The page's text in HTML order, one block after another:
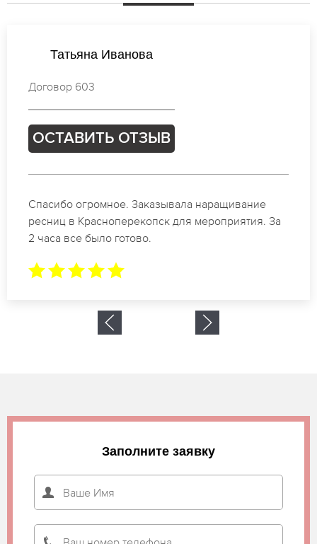
Ксения Петрова
Договор 576
ОСТАВИТЬ ОТЗЫВ
Идеальные мастера своего дела по наращиванию
ресниц в Красноперекопск. Великолепный
результат. Буду обращаться еще.
Заполните заявку